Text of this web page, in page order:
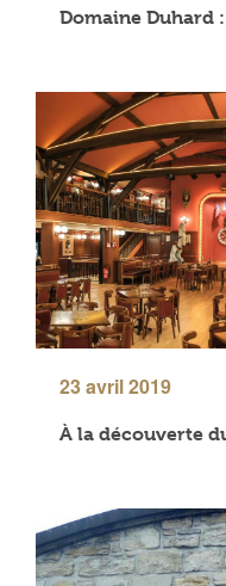
Domaine Duhard
23 avril 2019
À la découverte